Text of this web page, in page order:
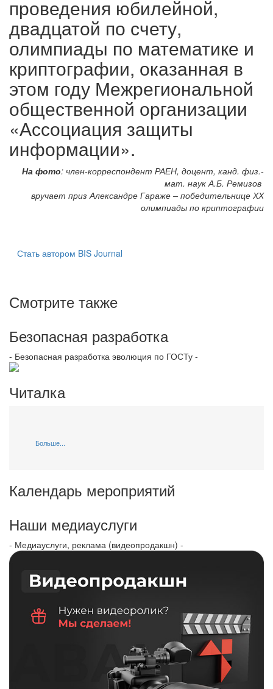
проведения юбилейной,
двадцатой по счету,
олимпиады по математике и
криптографии, оказанная в
этом году Межрегиональной
общественной организации
«Ассоциация защиты
информации».
На фото: член-корреспондент РАЕН, доцент, канд. физ.-
мат. наук А.Б. Ремизов
вручает приз Александре Гараже – победительнице ХХ
олимпиады по криптографии
Стать автором BIS Journal
Смотрите также
Безопасная разработка
- Безопасная разработка эволюция по ГОСТу -
Читалка
Больше...
Календарь мероприятий
Наши медиауслуги
- Медиауслуги, реклама (видеопродакшн) -